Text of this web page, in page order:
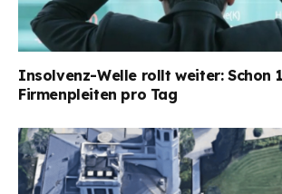
Insolvenz-Welle rollt weiter: Schon
Firmenpleiten pro Tag